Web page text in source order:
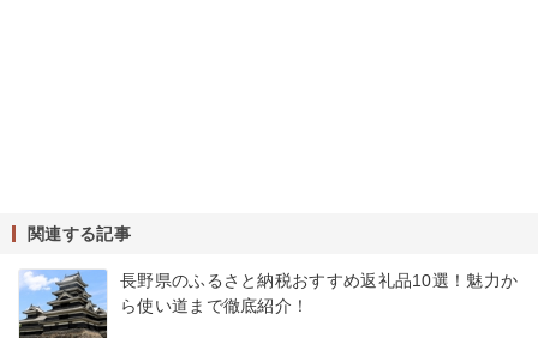
関連する記事
長野県のふるさと納税おすすめ返礼品10選！魅力か
ら使い道まで徹底紹介！